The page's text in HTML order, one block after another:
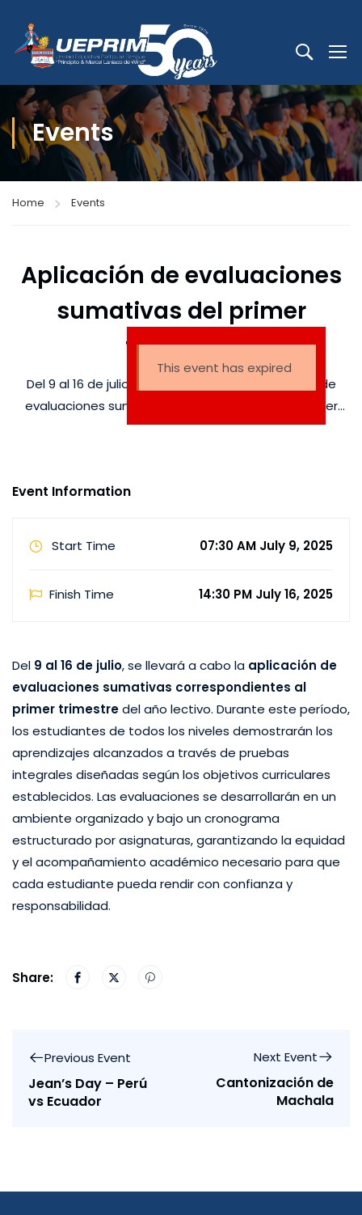
Events
Home Events
Aplicación de evaluaciones
sumativas del primer
trimestre.
Del 9 al 16 de julio, se llevará a cabo la aplicación de
evaluaciones sumativas correspondientes al primer
trimestre del año lectivo. Durante este período, los
This event has expired
Event Information
Start Time 07:30 AM July 9, 2025
Finish Time 14:30 PM July 16, 2025
Del 9 al 16 de julio, se llevará a cabo la aplicación de
evaluaciones sumativas correspondientes al
primer trimestredel año lectivo. Durante este período,
los estudiantes de todos los niveles demostrarán los
aprendizajes alcanzados a través de pruebas
integrales diseñadas según los objetivos curriculares
establecidos. Las evaluaciones se desarrollarán en un
ambiente organizado y bajo un cronograma
estructurado por asignaturas, garantizando la equidad
y el acompañamiento académico necesario para que
cada estudiante pueda rendir con confianza y
responsabilidad.
Share:
Previous Event
Jean’s Day – Perú
vs Ecuador
Next Event
Cantonización de
Machala